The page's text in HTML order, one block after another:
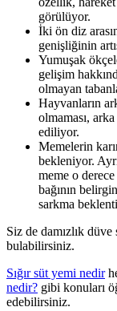
görülüyor.
İki ön diz
genişliğinin
Yumuşak
gelişim
olmayan
Hayvanların
olmaması,
ediliyor.
Memelerin
bekleniyor.
meme o
bağının
sarkma
Siz de damızlık
bulabilirsiniz.
Sığır süt yemi nedir
nedir? gibi konuları
edebilirsiniz.